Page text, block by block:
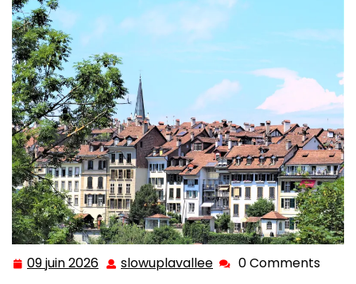
09 juin 2026 09 slowuplavallee slowuplavallee
0 Comments